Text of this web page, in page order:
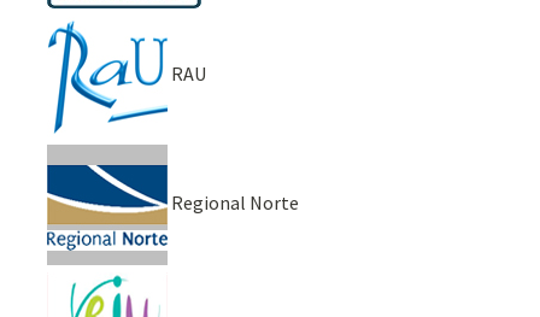
RAU
Regional Norte